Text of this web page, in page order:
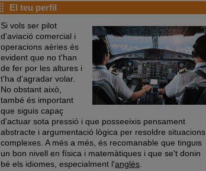
El teu perfil
Si vols ser pilot
d'aviació comercial i
operacions aèries és
evident que no t'han
de fer por les altures i
t'ha d'agradar volar.
No obstant això,
també és important
que siguis capaç
d'actuar sota pressió i que posseeixis pensament
abstracte i argumentació lògica per resoldre situacions
complexes. A més a més, és recomanable que tinguis
un bon nivell en física i matemàtiques i que se't donin
bé els idiomes, especialment l'anglès